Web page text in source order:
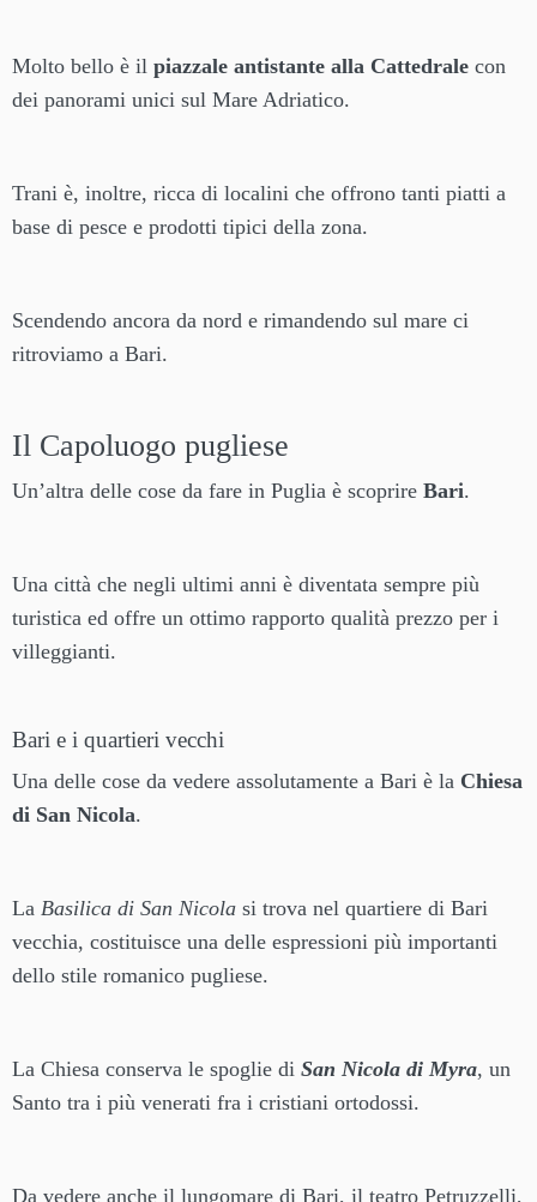
Molto bello è il piazzale antistante alla Cattedrale con
dei panorami unici sul Mare Adriatico.
Trani è, inoltre, ricca di localini che offrono tanti piatti a
base di pesce e prodotti tipici della zona.
Scendendo ancora da nord e rimandendo sul mare ci
ritroviamo a Bari.
Il Capoluogo pugliese
Un’altra delle cose da fare in Puglia è scoprire Bari.
Una città che negli ultimi anni è diventata sempre più
turistica ed offre un ottimo rapporto qualità prezzo per i
villeggianti.
Bari e i quartieri vecchi
Una delle cose da vedere assolutamente a Bari è la Chiesa
di San Nicola.
La Basilica di San Nicola si trova nel quartiere di Bari
vecchia, costituisce una delle espressioni più importanti
dello stile romanico pugliese.
La Chiesa conserva le spoglie di San Nicola di Myra, un
Santo tra i più venerati fra i cristiani ortodossi.
Da vedere anche il lungomare di Bari, il teatro Petruzzelli,